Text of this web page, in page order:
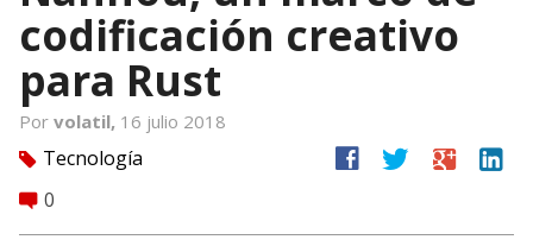
Noticias
Vjspain
Ayuda
codificación creativo
para Rust
Por volatil, 16 julio 2018
tag Tecnología
comment 0
facebook twitter google linkedin